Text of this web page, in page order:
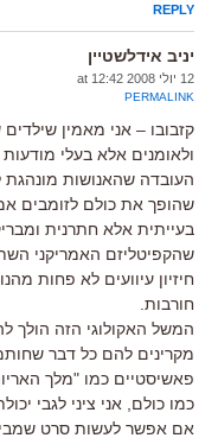
REPLY
יניב אידלשטיין
12 יולי 2008 at 12:42
PERMALINK
קזבובו – אני מאמין שילדים
ולאומנים אלא בעלי מודעות
העובדה שהאנושות מונהגת
שהופך את כולם לזומבים
בעייתית אלא חתרנית
שהקפיטליזם האמריקני
חיזיון עיוועים לא פחות
חורבות.
המשל האקולוגי הזה הולך
מקרינים להם כל דבר
פאשיסטיים כמו "מלך
כמו כולם, אני ציני לגבי
אם אפשר לעשות סרט